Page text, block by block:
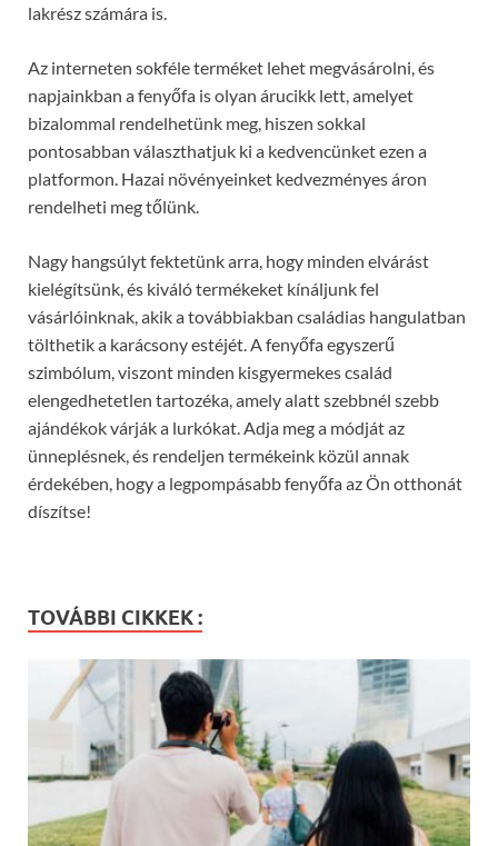
lakrész számára is.
Az interneten sokféle terméket lehet megvásárolni, és
napjainkban a fenyőfa is olyan árucikk lett, amelyet
bizalommal rendelhetünk meg, hiszen sokkal
pontosabban választhatjuk ki a kedvencünket ezen a
platformon. Hazai növényeinket kedvezményes áron
rendelheti meg tőlünk.
Nagy hangsúlyt fektetünk arra, hogy minden elvárást
kielégítsünk, és kiváló termékeket kínáljunk fel
vásárlóinknak, akik a továbbiakban családias hangulatban
tölthetik a karácsony estéjét. A fenyőfa egyszerű
szimbólum, viszont minden kisgyermekes család
elengedhetetlen tartozéka, amely alatt szebbnél szebb
ajándékok várják a lurkókat. Adja meg a módját az
ünneplésnek, és rendeljen termékeink közül annak
érdekében, hogy a legpompásabb fenyőfa az Ön otthonát
díszítse!
TOVÁBBI CIKKEK :